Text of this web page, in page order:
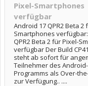
Pixel-Smartphones
verfügbar
Android 17 QPR2 Beta 2
Smartphones
QPR2 Beta 2 für Pixel-
verfügbar Der Build
steht ab sofort für
Teilnehmer des
Programms als Over-
zur Verfügung.. ....